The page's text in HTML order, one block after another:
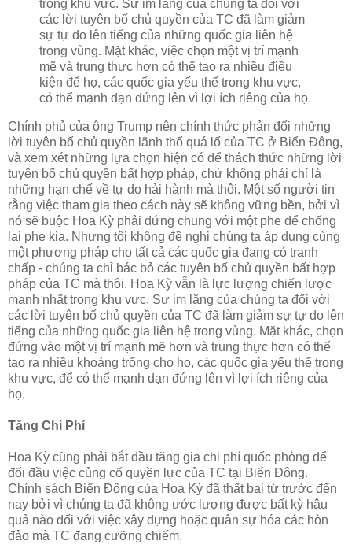
trong khu vực. Sự im lặng của chúng ta đối với
các lời tuyên bố chủ quyền của TC đã làm giảm
sự tự do lên tiếng của những quốc gia liên hệ
trong vùng. Mặt khác, việc chọn một vị trí mạnh
mẽ và trung thực hơn có thể tạo ra nhiều điều
kiện để họ, các quốc gia yếu thế trong khu vực,
có thể mạnh dạn đứng lên vì lợi ích riêng của họ.
Chính phủ của ông Trump nên chính thức phản đối những
lời tuyên bố chủ quyền lãnh thổ quá lố của TC ở Biển Đông,
và xem xét những lựa chọn hiện có để thách thức những lời
tuyên bố chủ quyền bất hợp pháp, chứ không phải chỉ là
những hạn chế về tự do hải hành mà thôi. Một số người tin
rằng việc tham gia theo cách này sẽ không vững bền, bởi vì
nó sẽ buộc Hoa Kỳ phải đứng chung với một phe để chống
lại phe kia. Nhưng tôi không đề nghị chúng ta áp dụng cùng
một phương pháp cho tất cả các quốc gia đang có tranh
chấp - chúng ta chỉ bác bỏ các tuyên bố chủ quyền bất hợp
pháp của TC mà thôi. Hoa Kỳ vẫn là lực lượng chiến lược
mạnh nhất trong khu vực. Sự im lặng của chúng ta đối với
các lời tuyên bố chủ quyền của TC đã làm giảm sự tự do lên
tiếng của những quốc gia liên hệ trong vùng. Mặt khác, chọn
đứng vào một vị trí mạnh mẽ hơn và trung thực hơn có thể
tạo ra nhiều khoảng trống cho họ, các quốc gia yếu thế trong
khu vực, để có thể mạnh dạn đứng lên vì lợi ích riêng của
họ.
Tăng Chi Phí
Hoa Kỳ cũng phải bắt đầu tăng gia chi phí quốc phòng để
đối đầu việc củng cố quyền lực của TC tại Biển Đông.
Chính sách Biển Đông của Hoa Kỳ đã thất bại từ trước đến
nay bởi vì chúng ta đã không ước lượng được bất kỳ hậu
quả nào đối với việc xây dựng hoặc quân sự hóa các hòn
đảo mà TC đang cưỡng chiếm.